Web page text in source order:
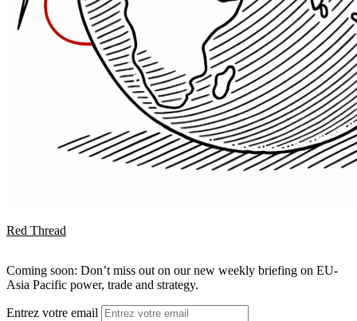
Red Thread
Coming soon: Don’t miss out on our new weekly briefing on EU-
Asia Pacific power, trade and strategy.
Entrez votre email